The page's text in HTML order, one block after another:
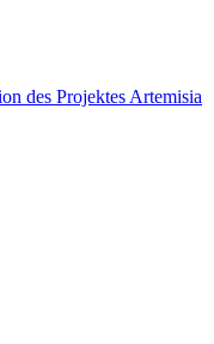
des Projektes Artemisia